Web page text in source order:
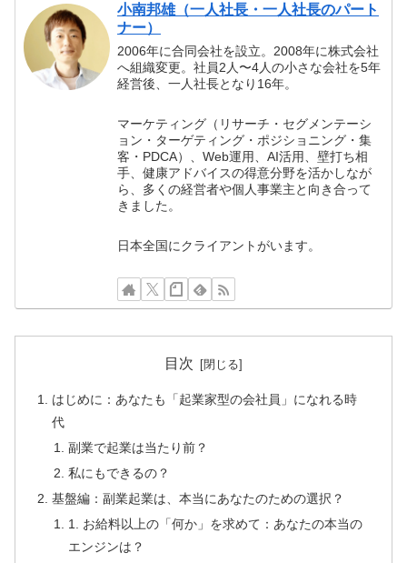
小南邦雄（一人社長・一人社長のパート
ナー）
2006年に合同会社を設立。2008年に株式会社
へ組織変更。社員2人〜4人の小さな会社を5年
経営後、一人社長となり16年。
マーケティング（リサーチ・セグメンテーシ
ョン・ターゲティング・ポジショニング・集
客・PDCA）、Web運用、AI活用、壁打ち相
手、健康アドバイスの得意分野を活かしなが
ら、多くの経営者や個人事業主と向き合って
きました。
日本全国にクライアントがいます。
目次
はじめに：あなたも「起業家型の会社員」になれる時
代
副業で起業は当たり前？
私にもできるの？
基盤編：副業起業は、本当にあなたのための選択？
1. お給料以上の「何か」を求めて：あなたの本当の
エンジンは？